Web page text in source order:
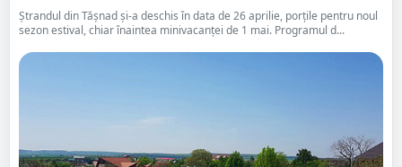
Ștrandul din Tășnad și-a deschis în data de 26 aprilie, porțile pentru noul
sezon estival, chiar înaintea minivacanței de 1 mai. Programul d...